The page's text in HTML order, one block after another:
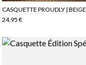
CASQUETTE PROUDLY | BEIGE
24,95 €